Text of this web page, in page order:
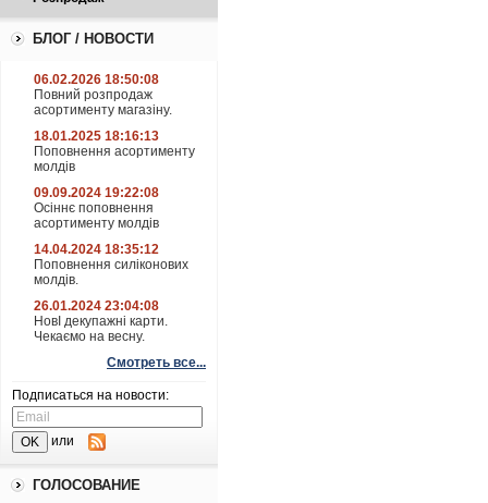
БЛОГ / НОВОСТИ
06.02.2026 18:50:08
Повний розпродаж
асортименту магазіну.
18.01.2025 18:16:13
Поповнення асортименту
молдів
09.09.2024 19:22:08
Осіннє поповнення
асортименту молдів
14.04.2024 18:35:12
Поповнення силіконових
молдів.
26.01.2024 23:04:08
НовІ декупажні карти.
Чекаємо на весну.
Смотреть все...
Подписаться на новости:
или
ГОЛОСОВАНИЕ